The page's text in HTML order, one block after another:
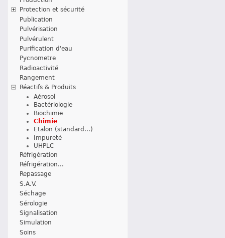
Protection et sécurité
Publication
Pulvérisation
Pulvérulent
Purification d'eau
Pycnometre
Radioactivité
Rangement
Réactifs & Produits
Aérosol
Bactériologie
Biochimie
Chimie
Etalon (standard...)
Impureté
UHPLC
Réfrigération
Réfrigération...
Repassage
S.A.V.
Séchage
Sérologie
Signalisation
Simulation
Soins